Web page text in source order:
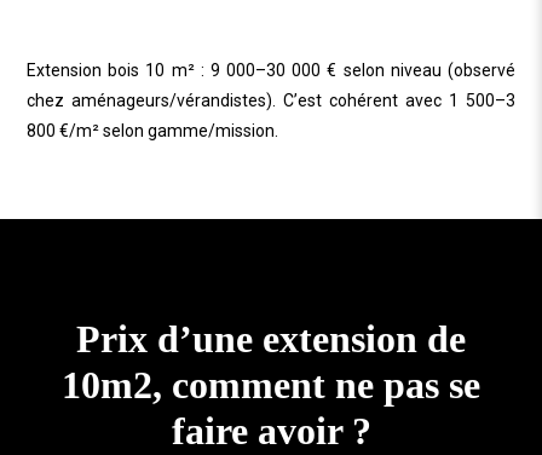
Extension bois 10 m² : 9 000–30 000 € selon niveau (observé
chez aménageurs/vérandistes). C’est cohérent avec 1 500–3
800 €/m² selon gamme/mission.
Prix d’une extension de
10m2, comment ne pas se
faire avoir ?